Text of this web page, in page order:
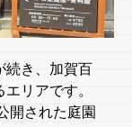
続き、加賀百
リアです。
開された庭園